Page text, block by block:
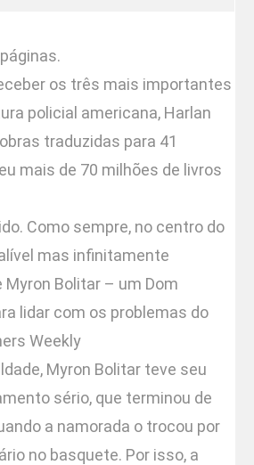
os três mais importantes
policial americana, Harlan
traduzidas para 41
mais de 70 milhões de livros
Como sempre, no centro do
mas infinitamente
Bolitar – um Dom
lidar com os problemas do
Weekly
Myron Bolitar teve seu
sério, que terminou de
a namorada o trocou por
no basquete. Por isso, a